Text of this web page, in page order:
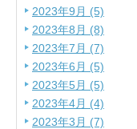
2023年9月 (5)
2023年8月 (8)
2023年7月 (7)
2023年6月 (5)
2023年5月 (5)
2023年4月 (4)
2023年3月 (7)